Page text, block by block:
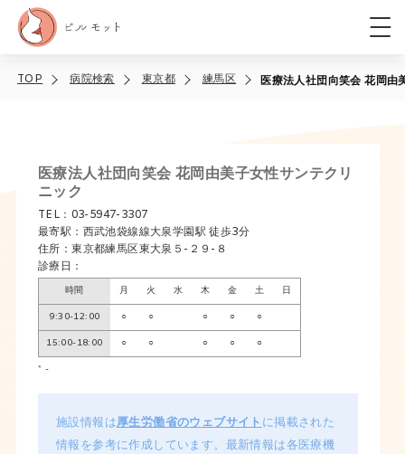
TOP 病院検索 東京都 練馬区 医療法人社団向笑会 花岡由
医療法人社団向笑会 花岡由美子女性サンテクリ
ニック
TEL：03-5947-3307
最寄駅：西武池袋線線大泉学園駅 徒歩3分
住所：東京都練馬区東大泉５-２９-８
診療日：
時間 月 火 水 木 金 土 日
9:30-12:00 ○ ○ ○ ○ ○
15:00-18:00 ○ ○ ○ ○ ○
* -
施設情報は厚生労働省のウェブサイト に掲載された
情報を参考に作成しています。最新情報は各医療機